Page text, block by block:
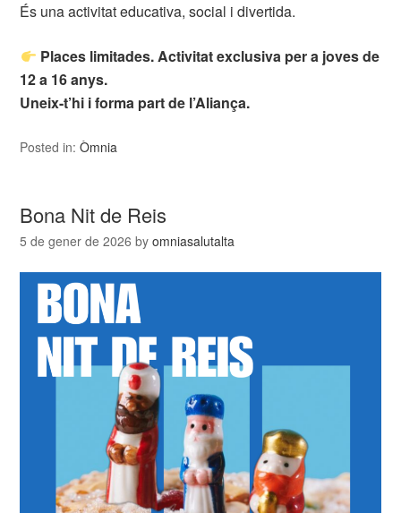
És una activitat educativa, social i divertida.
Places limitades. Activitat exclusiva per a joves de
12 a 16 anys.
Uneix-t’hi i forma part de l’Aliança.
Posted in:Òmnia
Bona Nit de Reis
5 de gener de 2026 byomniasalutalta